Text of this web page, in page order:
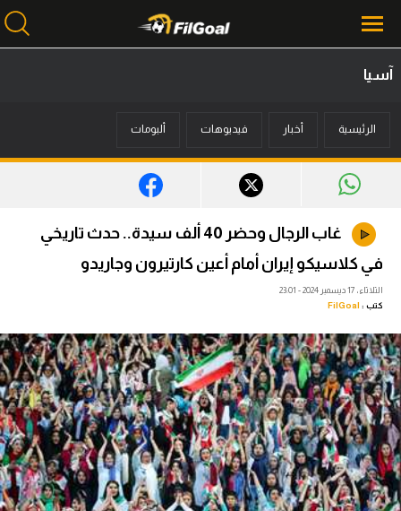
أخبار
فانتازي في الجول
فيديوهات
عدسات
آراء حرة
ركن الألعاب
آسيا
الرئيسية أخبار فيديوهات ألبومات
غاب الرجال وحضر 40 ألف سيدة.. حدث تاريخي
في كلاسيكو إيران أمام أعين كارتيرون وجاريدو
الثلاثاء، 17 ديسمبر 2024 - 23:01
كتب : FilGoal